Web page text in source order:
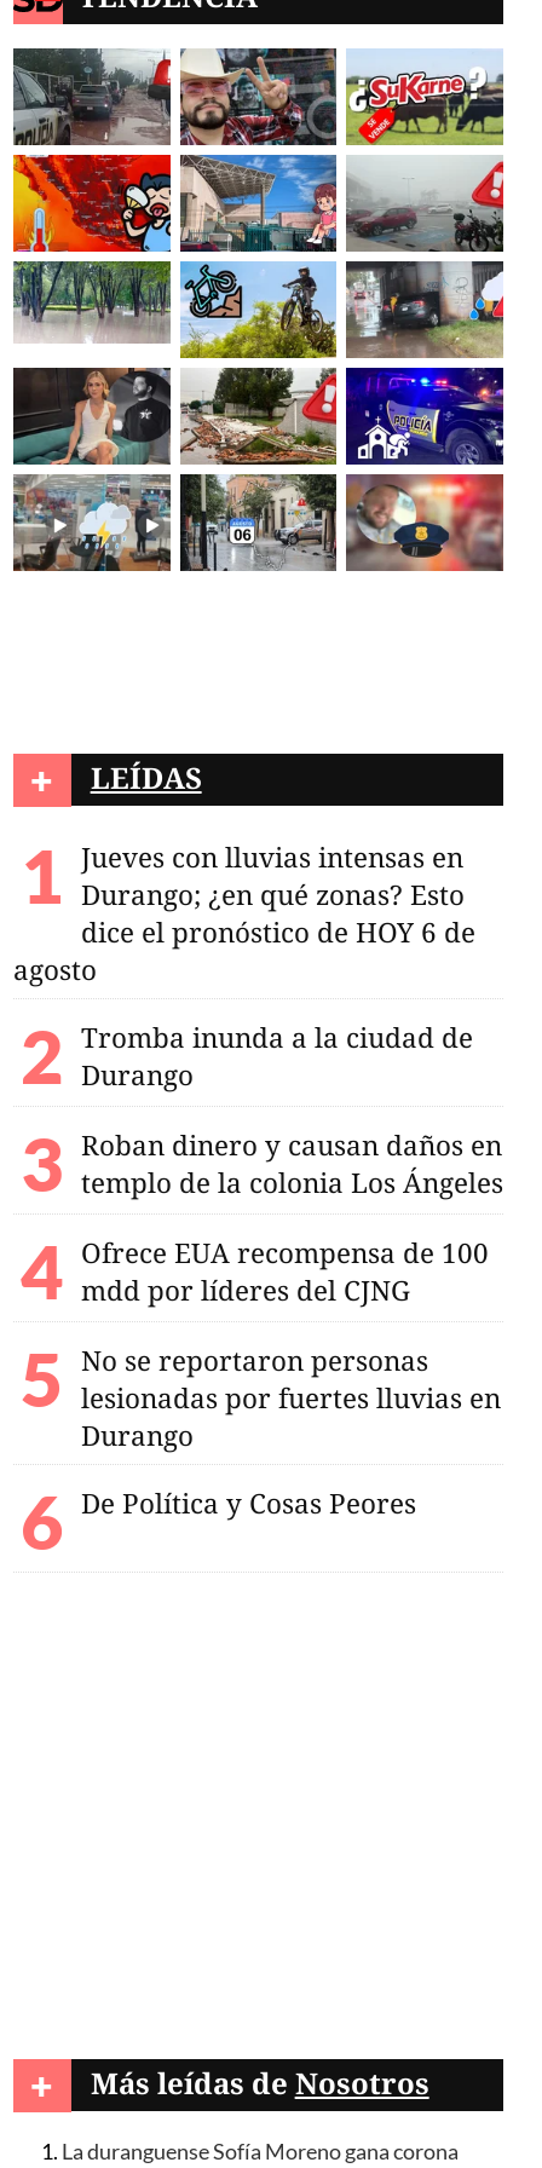
Bonner reinventan
con su nueva
+ LEÍDAS
Jueves con lluvias intensas en
Durango; ¿en qué zonas? Esto
dice el pronóstico de HOY 6 de
agosto
Tromba inunda a la ciudad de
Durango
Roban dinero y causan daños en
templo de la colonia Los Ángeles
Ofrece EUA recompensa de 100
mdd por líderes del CJNG
No se reportaron personas
lesionadas por fuertes lluvias en
Durango
De Política y Cosas Peores
+ Más leídas de Nosotros
La duranguense Sofía Moreno gana corona